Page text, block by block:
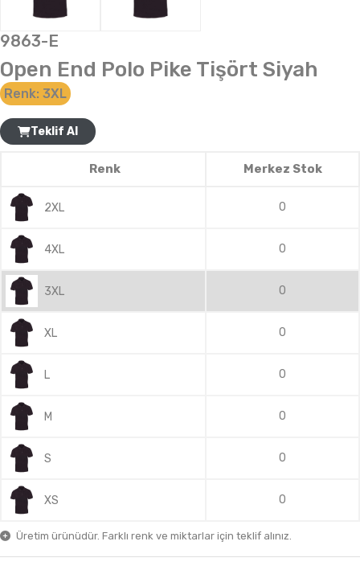
9863-E
Open End Polo Pike Tişört Siyah
Renk: 3XL
Teklif Al
Renk Merkez Stok
2XL 0
4XL 0
3XL 0
XL 0
L 0
M 0
S 0
XS 0
Üretim ürünüdür. Farklı renk ve miktarlar için teklif alınız.